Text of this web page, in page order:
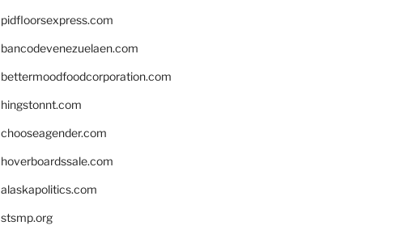
pidfloorsexpress.com
bancodevenezuelaen.com
bettermoodfoodcorporation.com
hingstonnt.com
chooseagender.com
hoverboardssale.com
alaskapolitics.com
stsmp.org